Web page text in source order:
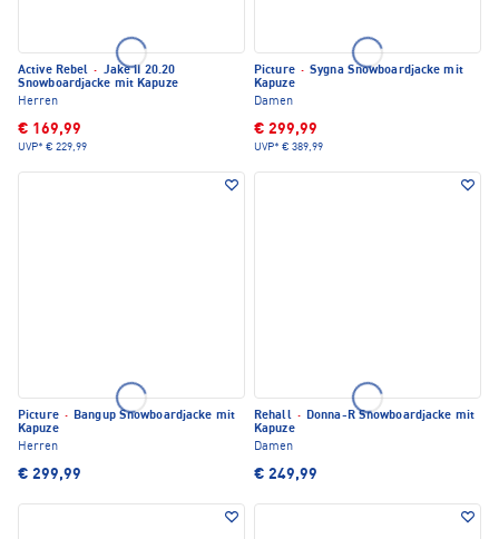
Active Rebel · Jake II 20.20
Snowboardjacke mit Kapuze
Herren
€ 169,99
UVP* € 229,99
Picture · Sygna Snowboardjacke mit
Kapuze
Damen
€ 299,99
UVP* € 389,99
Picture · Bangup Snowboardjacke mit
Kapuze
Herren
€ 299,99
Rehall · Donna-R Snowboardjacke mit
Kapuze
Damen
€ 249,99